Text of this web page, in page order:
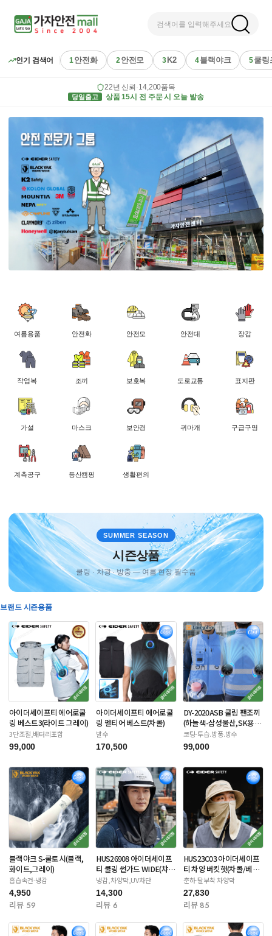
검색어를 입력해주세요
인기 검색어 1안전화 2안전모 3 K2 4블랙야크 5쿨링
22년 신뢰 ·14,200품목
당일출고
상품 15시 전 주문 시 오늘 발송
여름용품 안전화 안전모 안전대 장갑
작업복 조끼 보호복 도로교통 표지판
가설 마스크 보안경 귀마개 구급구명
계측공구 등산캠핑 생활편의
SUMMER SEASON
시즌상품
쿨링 · 차광 · 방충 — 여름 현장 필수품
브랜드 시즌용품
아이더세이프티 에어로쿨
링 베스트3(라이트 그레이)
3단조절,배터리포함
99,000
아이더세이프티 에어로쿨
링 펠티어 베스트(차콜)
발수
170,500
DY-2020ASB 쿨링 팬조끼
(하늘색-삼성물산,SK용)
배터리포함
코팅-투습.방풍.방수
99,000
블랙야크 S-쿨토시(블랙,
화이트,그레이)
흡습속건-냉감
4,950
리뷰 59
HUS26908 아이더세이프
티 쿨링 썬가드 WIDE(챠
콜/네이비)
냉감,차양막,UV차단
14,300
리뷰 6
HUS23C03 아이더세이프
티 차양 버킷햇(차콜/베이
지/라이트카키)
춘하-탈부착 차양막
27,830
리뷰 85